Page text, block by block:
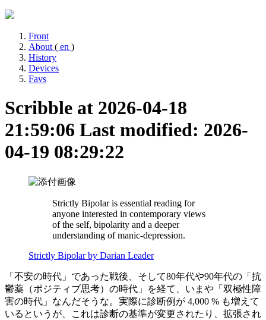
Front
About ( en )
History
Devices
Favs
Scribble at 2026-04-18
21:59:06 Last modified: 2026-
04-19 08:29:22
Strictly Bipolar is essential reading for
anyone interested in contemporary views
of the self, bipolarity and a deeper
understanding of manic-depression.
Strictly Bipolar by Darian Leader
「不安の時代」であった戦後、そして80年代や90年代の「抗
鬱薬（ポジティブ思考）の時代」を経て、いまや「双極性障
害の時代」なんだそうな。実際に診断例が 4,000 % も増えて
いるというが、これは診断の基準が変更されたり、拡張され